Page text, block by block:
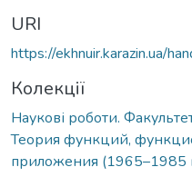
URI
https://ekhnuir.karazin.ua/
Колекції
Наукові роботи.
Теория функций,
приложения (1965–1985